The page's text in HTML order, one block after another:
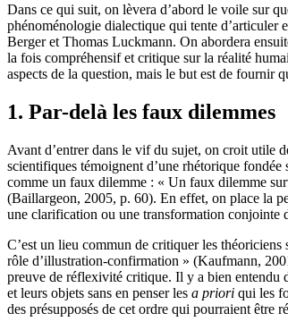
Dans ce qui suit, on lèvera d’abord le voile sur
phénoménologie dialectique qui tente d’articuler
Berger et Thomas Luckmann. On abordera
la fois compréhensif et critique sur la réalité
aspects de la question, mais le but est de fournir
1. Par-delà les faux dilemmes
Avant d’entrer dans le vif du sujet, on croit utile
scientifiques témoignent d’une rhétorique fondée
comme un faux dilemme : « Un faux dilemme
(Baillargeon, 2005, p. 60). En effet, on place la
une clarification ou une transformation conjointe
C’est un lieu commun de critiquer les théoriciens
rôle d’illustration-confirmation » (Kaufmann,
preuve de réflexivité critique. Il y a bien entendu
et leurs objets sans en penser les a priori qui les
des présupposés de cet ordre qui pourraient être